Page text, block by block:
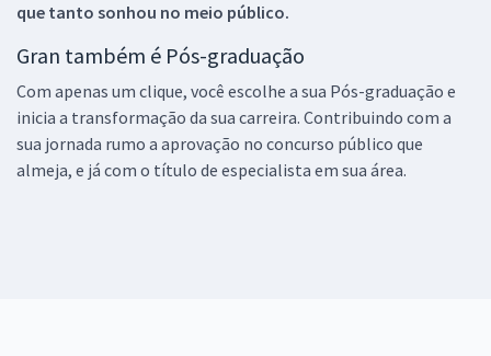
que tanto sonhou no meio público.
Gran também é Pós-graduação
Com apenas um clique, você escolhe a sua Pós-graduação e
inicia a transformação da sua carreira. Contribuindo com a
sua jornada rumo a aprovação no concurso público que
almeja, e já com o título de especialista em sua área.